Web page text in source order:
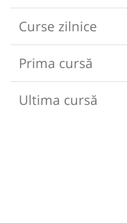
Curse zilnice
Prima cursă
Ultima cursă